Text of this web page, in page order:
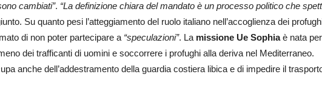
cambiati”. “La definizione chiara del mandato è un processo politico che
Su quanto pesi l’atteggiamento del ruolo italiano nell’accoglienza dei
di non poter partecipare a “speculazioni”. La missione Ue Sophiaè nata per
dei trafficanti di uomini e soccorrere i profughi alla deriva nel Mediterraneo.
anche dell’addestramento della guardia costiera libica e di impedire il